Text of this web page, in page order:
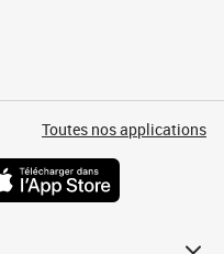
Toutes nos applications